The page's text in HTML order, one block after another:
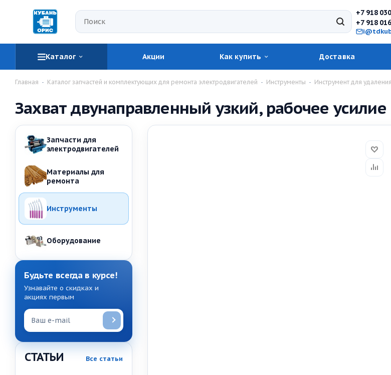
+7 918
+7 918
Каталог Акции Как купить Доставка
Главная - Каталог запчастей и комплектующих для ремонта электродвигателей - Инструменты - Инструмент для
Захват двунаправленный узкий, рабочее
Запчасти для
электродвигателей
Материалы для
ремонта
Инструменты
Оборудование
Будьте всегда в курсе!
Узнавайте о скидках и
акциях первым
СТАТЬИ Все статьи